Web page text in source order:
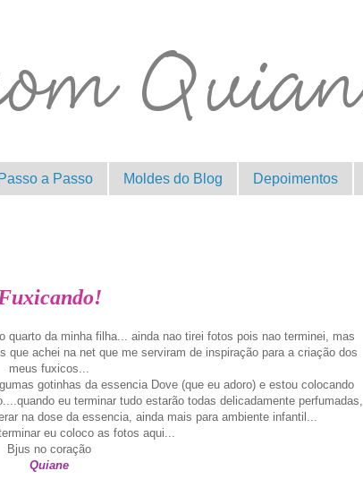
a Passo Moldes do Blog Depoimentos
quarto da minha filha... ainda nao tirei fotos pois nao terminei, mas
que achei na net que me serviram de inspiração para a criação dos
meus fuxicos...
gotinhas da essencia Dove (que eu adoro) e estou colocando
eu terminar tudo estarão todas delicadamente perfumadas,
na dose da essencia, ainda mais para ambiente infantil...
eu coloco as fotos aqui...
Bjus no coração
Quiane